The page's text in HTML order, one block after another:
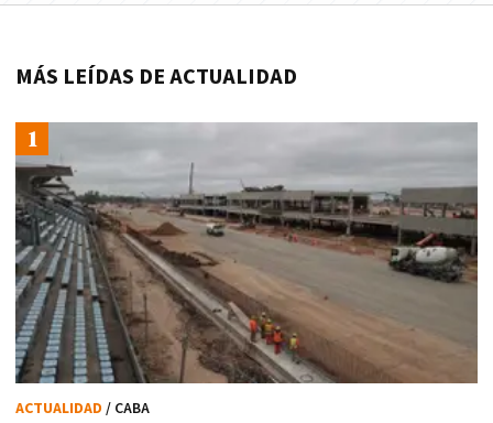
MÁS LEÍDAS DE ACTUALIDAD
ACTUALIDAD / CABA